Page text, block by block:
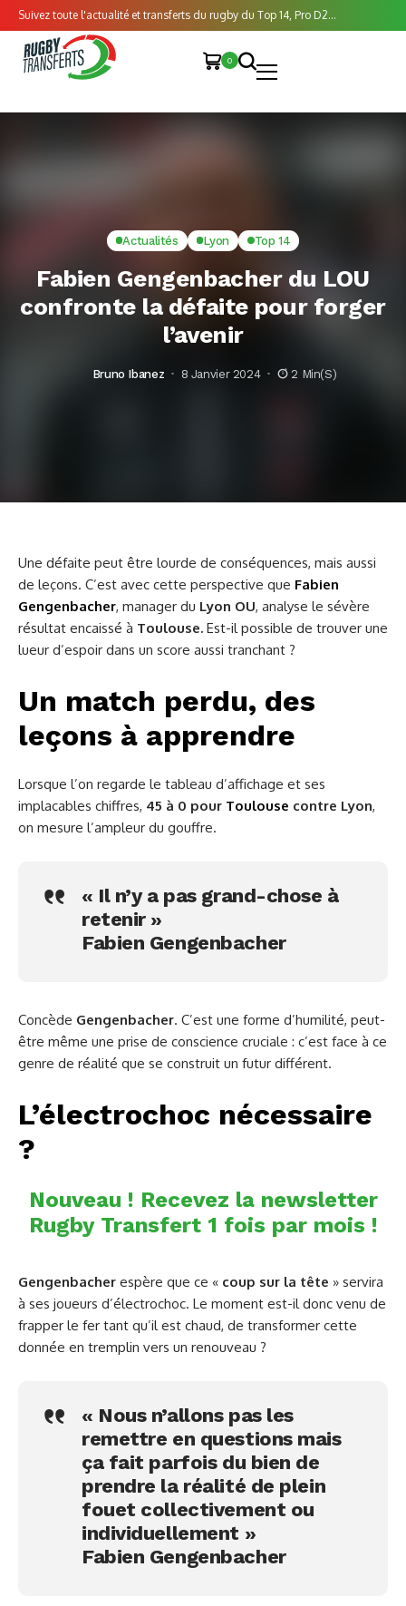
Suivez toute l'actualité et transferts du rugby du Top 14, Pro D2...
0
Actualités Lyon Top 14
Fabien Gengenbacher du LOU
confronte la défaite pour forger
l’avenir
Bruno Ibanez 8 Janvier 2024 2 Min(s)
Une défaite peut être lourde de conséquences, mais aussi
de leçons. C’est avec cette perspective que Fabien
Gengenbacher, manager du Lyon OU, analyse le sévère
résultat encaissé à Toulouse. Est-il possible de trouver une
lueur d’espoir dans un score aussi tranchant ?
Un match perdu, des
leçons à apprendre
Lorsque l’on regarde le tableau d’affichage et ses
implacables chiffres, 45 à 0 pour Toulouse contre Lyon,
on mesure l’ampleur du gouffre.
« Il n’y a pas grand-chose à
retenir »
Fabien Gengenbacher
Concède Gengenbacher. C’est une forme d’humilité, peut-
être même une prise de conscience cruciale : c’est face à ce
genre de réalité que se construit un futur différent.
L’électrochoc nécessaire
?
Nouveau ! Recevez la newsletter
Rugby Transfert 1 fois par mois !
Gengenbacher espère que ce « coup sur la tête » servira
à ses joueurs d’électrochoc. Le moment est-il donc venu de
frapper le fer tant qu’il est chaud, de transformer cette
donnée en tremplin vers un renouveau ?
« Nous n’allons pas les
remettre en questions mais
ça fait parfois du bien de
prendre la réalité de plein
fouet collectivement ou
individuellement »
Fabien Gengenbacher